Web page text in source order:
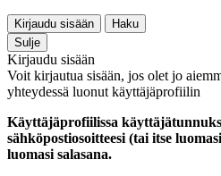
Kirjaudu sisään
Haku
Sulje
Kirjaudu sisään
Voit kirjautua sisään, jos olet jo
yhteydessä luonut käyttäjäprofiilin
Käyttäjäprofiilissa
sähköpostiosoitteesi (tai itse
luomasi salasana.